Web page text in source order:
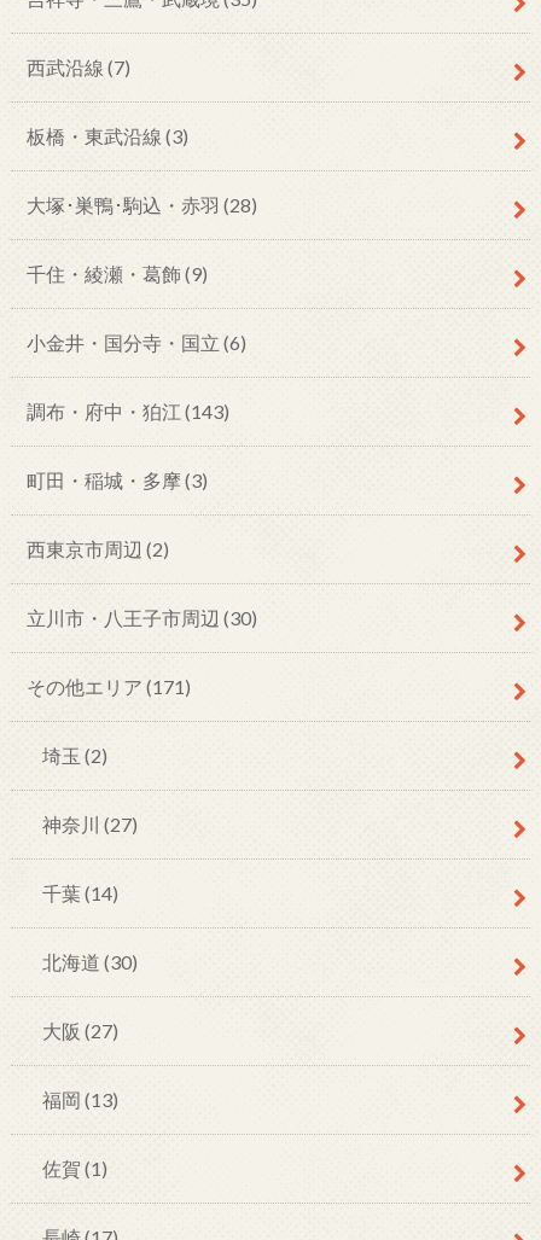
西武沿線 (7)
板橋・東武沿線 (3)
大塚･巣鴨･駒込・赤羽 (28)
千住・綾瀬・葛飾(9)
小金井・国分寺・国立 (6)
調布・府中・狛江 (143)
町田・稲城・多摩(3)
西東京市周辺 (2)
立川市・八王子市周辺 (30)
その他エリア (171)
埼玉 (2)
神奈川 (27)
千葉(14)
北海道 (30)
大阪 (27)
福岡 (13)
佐賀 (1)